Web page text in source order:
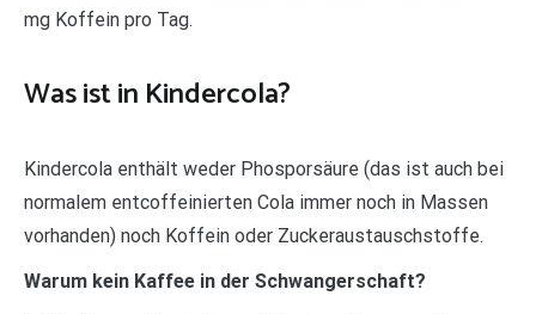
mg Koffein pro Tag.
Was ist in Kindercola?
Kindercola enthält weder Phosporsäure (das ist auch bei
normalem entcoffeinierten Cola immer noch in Massen
vorhanden) noch Koffein oder Zuckeraustauschstoffe.
Warum kein Kaffee in der Schwangerschaft?